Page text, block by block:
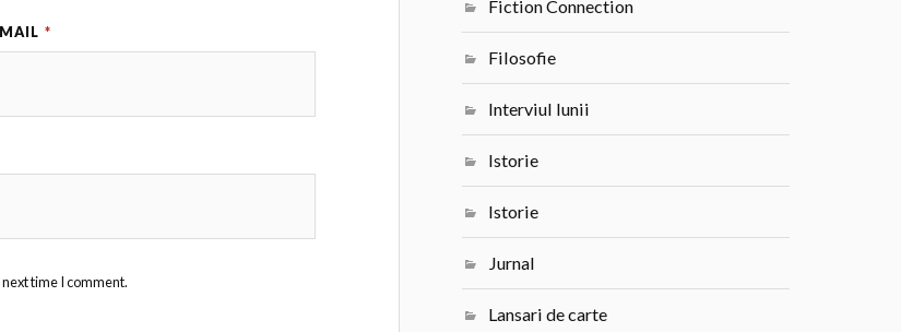
*
time I comment.
Fiction Connection
Filosofie
Interviul lunii
Istorie
Istorie
Jurnal
Lansari de carte